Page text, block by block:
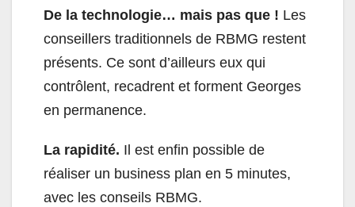
De la technologie… mais pas que ! Les
conseillers traditionnels de RBMG restent
présents. Ce sont d’ailleurs eux qui
contrôlent, recadrent et forment Georges
en permanence.
La rapidité. Il est enfin possible de
réaliser un business plan en 5 minutes,
avec les conseils RBMG.